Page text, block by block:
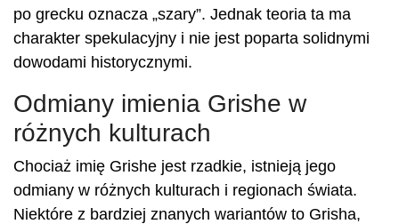
po grecku oznacza „szary”. Jednak teoria ta ma
charakter spekulacyjny i nie jest poparta solidnymi
dowodami historycznymi.
Odmiany imienia Grishe w
różnych kulturach
Chociaż imię Grishe jest rzadkie, istnieją jego
odmiany w różnych kulturach i regionach świata.
Niektóre z bardziej znanych wariantów to Grisha,